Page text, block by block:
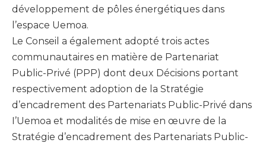
développement de pôles énergétiques dans
l’espace Uemoa.
Le Conseil a également adopté trois actes
communautaires en matière de Partenariat
Public-Privé (PPP) dont deux Décisions portant
respectivement adoption de la Stratégie
d’encadrement des Partenariats Public-Privé dans
I’Uemoa et modalités de mise en œuvre de la
Stratégie d’encadrement des Partenariats Public-